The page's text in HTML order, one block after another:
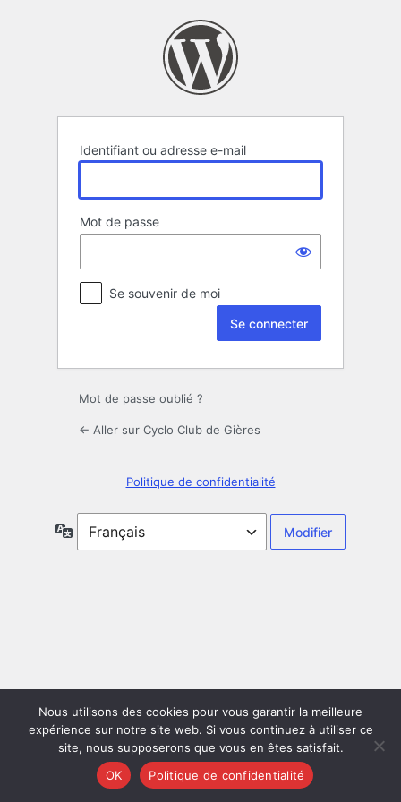
Identifiant ou adresse e-mail
Mot de passe
Se souvenir de moi
Mot de passe oublié ?
← Aller sur Cyclo Club de Gières
Politique de confidentialité
Langue
Nous utilisons des cookies pour vous garantir la meilleure
expérience sur notre site web. Si vous continuez à utiliser ce
site, nous supposerons que vous en êtes satisfait.
OK
Politique de confidentialité